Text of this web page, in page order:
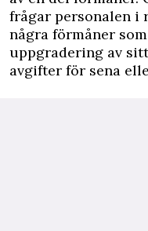
frågar personalen i
några förmåner
uppgradering av
avgifter för sena